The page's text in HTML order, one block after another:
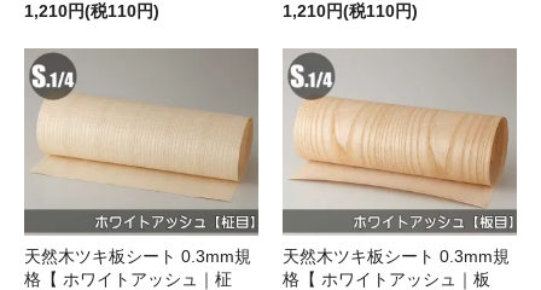
1,210円(税110円) 1,210円(税110円)
天然木ツキ板シート 0.3mm規
格【 ホワイトアッシュ｜柾
天然木ツキ板シート 0.3mm規
格【 ホワイトアッシュ｜板